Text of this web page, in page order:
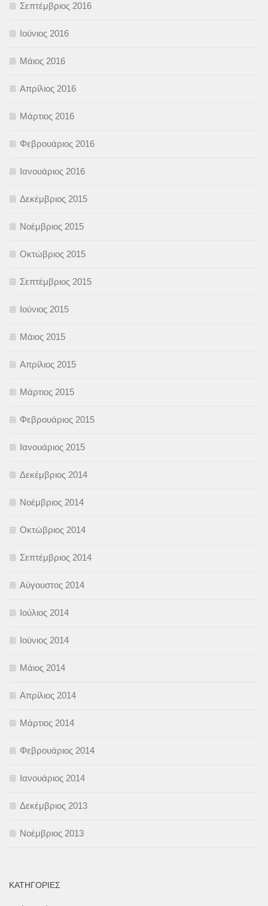
Σεπτέμβριος 2016
Ιούνιος 2016
Μάιος 2016
Απρίλιος 2016
Μάρτιος 2016
Φεβρουάριος 2016
Ιανουάριος 2016
Δεκέμβριος 2015
Νοέμβριος 2015
Οκτώβριος 2015
Σεπτέμβριος 2015
Ιούνιος 2015
Μάιος 2015
Απρίλιος 2015
Μάρτιος 2015
Φεβρουάριος 2015
Ιανουάριος 2015
Δεκέμβριος 2014
Νοέμβριος 2014
Οκτώβριος 2014
Σεπτέμβριος 2014
Αύγουστος 2014
Ιούλιος 2014
Ιούνιος 2014
Μάιος 2014
Απρίλιος 2014
Μάρτιος 2014
Φεβρουάριος 2014
Ιανουάριος 2014
Δεκέμβριος 2013
Νοέμβριος 2013
KΑΤΗΓΟΡΊΕΣ